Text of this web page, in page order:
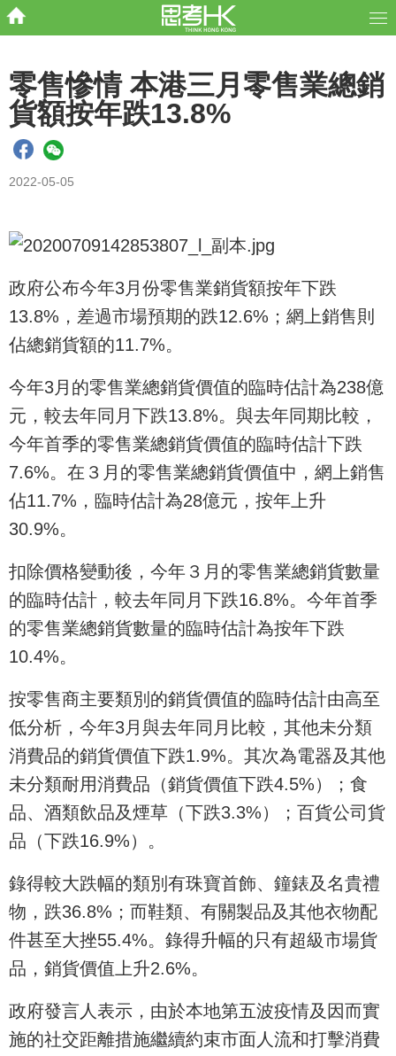
零售慘情 本港三月零售業總銷
貨額按年跌13.8%
2022-05-05
政府公布今年3月份零售業銷貨額按年下跌
13.8%，差過市場預期的跌12.6%；網上銷售則
佔總銷貨額的11.7%。
今年3月的零售業總銷貨價值的臨時估計為238億
元，較去年同月下跌13.8%。與去年同期比較，
今年首季的零售業總銷貨價值的臨時估計下跌
7.6%。在３月的零售業總銷貨價值中，網上銷售
佔11.7%，臨時估計為28億元，按年上升
30.9%。
扣除價格變動後，今年３月的零售業總銷貨數量
的臨時估計，較去年同月下跌16.8%。今年首季
的零售業總銷貨數量的臨時估計為按年下跌
10.4%。
按零售商主要類別的銷貨價值的臨時估計由高至
低分析，今年3月與去年同月比較，其他未分類
消費品的銷貨價值下跌1.9%。其次為電器及其他
未分類耐用消費品（銷貨價值下跌4.5%）；食
品、酒類飲品及煙草（下跌3.3%）；百貨公司貨
品（下跌16.9%）。
錄得較大跌幅的類別有珠寶首飾、鐘錶及名貴禮
物，跌36.8%；而鞋類、有關製品及其他衣物配
件甚至大挫55.4%。錄得升幅的只有超級市場貨
品，銷貨價值上升2.6%。
政府發言人表示，由於本地第五波疫情及因而實
施的社交距離措施繼續約束市面人流和打擊消費